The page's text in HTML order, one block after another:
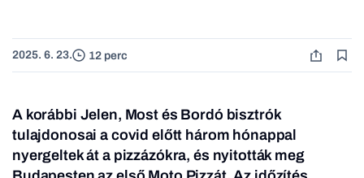
2025. 6. 23. 12 perc
A korábbi Jelen, Most és Bordó bisztrók
tulajdonosai a covid előtt három hónappal
nyergeltek át a pizzázókra, és nyitották meg